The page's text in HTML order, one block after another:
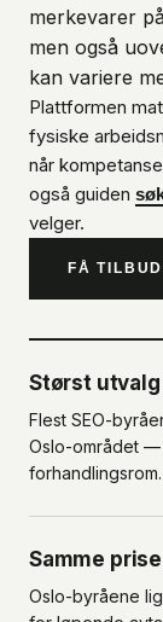
merkevarer
men også
kan variere
Plattformen
fysiske
når
også guiden
velger.
FÅ
Størst utvalg
Flest SEO-
Oslo-området —
forhandlingsrom.
Samme
Oslo-byråene